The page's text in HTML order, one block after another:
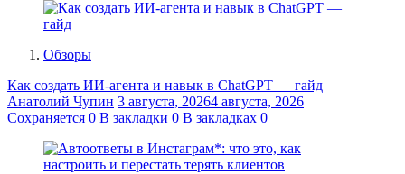
Обзоры
Как создать ИИ-агента и навык в ChatGPT — гайд
Анатолий Чупин 3 августа, 20264 августа, 2026
Сохраняется 0 В закладки 0 В закладках 0